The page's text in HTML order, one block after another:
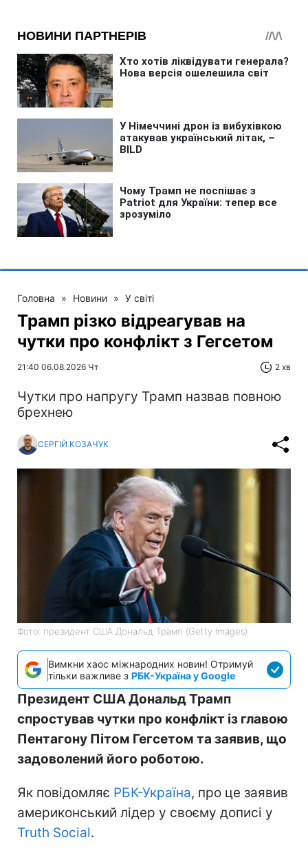
Головна » Новини » У світі
Трамп різко відреагував на
чутки про конфлікт з Гегсетом
21:40 06.08.2026 Чт 2 хв
Чутки про напругу Трамп назвав повною
брехнею
СЕРГІЙ КОЗАЧУК
Фото: президент США Дональд Трамп (Getty Images)
Вимкни хаос міжнародних новин! Отримуй
тільки важливе з РБК-Україна у Google
Президент США Дональд Трамп
спростував чутки про конфлікт із главою
Пентагону Пітом Гегсетом та заявив, що
задоволений його роботою.
Як повідомляє РБК-Україна, про це заявив
америконський лідер у своєму дописі у
Truth Social.